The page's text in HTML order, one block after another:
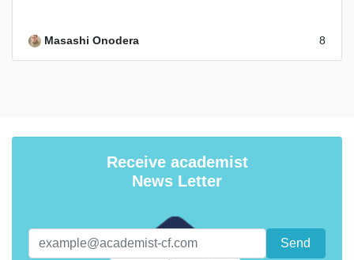
Masashi Onodera 8
Receive academist
News Letter